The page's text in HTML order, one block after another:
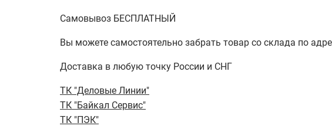
Самовывоз БЕСПЛАТНЫЙ
Вы можете самостоятельно забрать товар со склада по
Доставка в любую точку России и СНГ
ТК "Деловые Линии"
ТК "Байкал Сервис"
ТК "ПЭК"